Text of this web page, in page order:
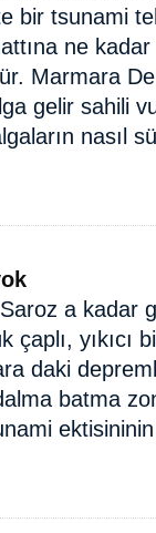
bir tsunami
ne
Marmara
gelir sahili
nasıl
a kadar
çaplı, yıkıcı
daki
batma
ektisininin